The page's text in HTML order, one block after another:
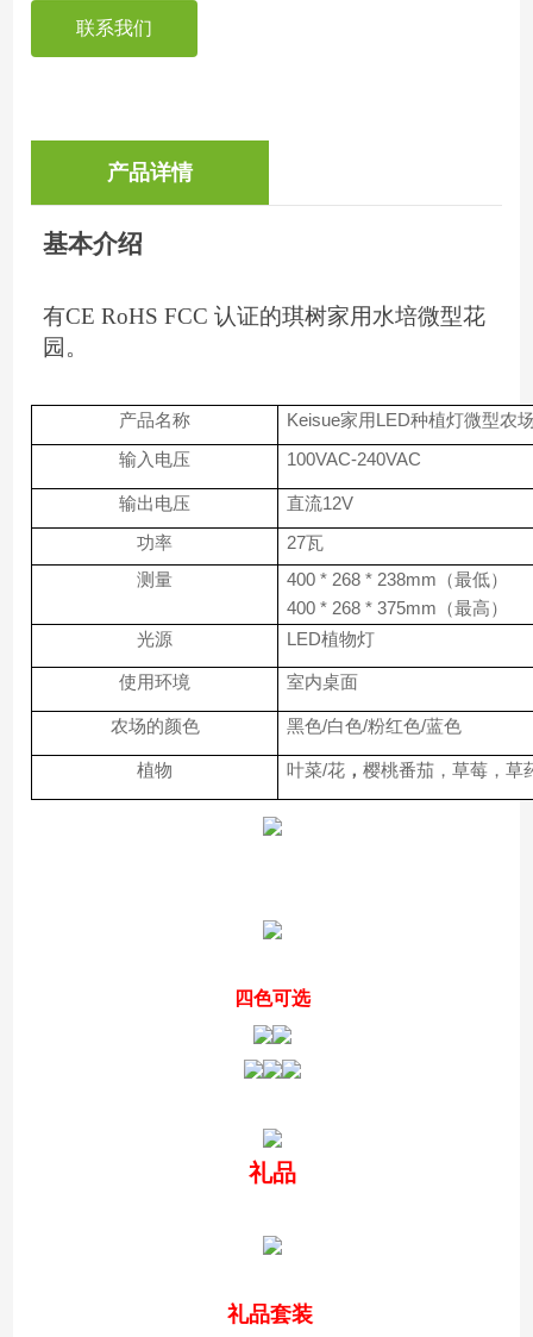
联系我们
产品详情
基本介绍
有CE RoHS FCC 认证的琪树家用水培微型花
园。
产品名称 Keisue家用LED种植灯微型农
输入电压 100VAC-240VAC
输出电压 直流12V
功率
27瓦
测量
400 * 268 * 238mm（最低）
400 * 268 * 375mm（最高）
光源
LED植物灯
使用环境 室内桌面
农场的颜色 黑色/白色/粉红色/蓝色
植物 叶菜/花 ，樱桃番茄，草莓，草
四色可选
礼品
礼品套装